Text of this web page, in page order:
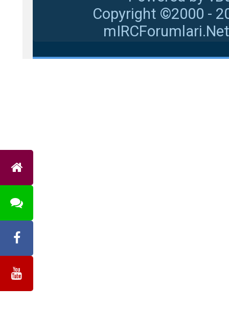
Copyright ©2000 -